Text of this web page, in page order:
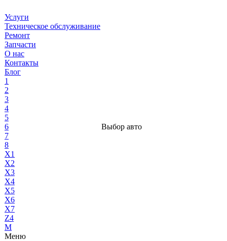
Услуги
Техническое обслуживание
Ремонт
Запчасти
О нас
Контакты
Блог
1
2
3
4
5
6
7
8
X1
X2
X3
X4
X5
X6
X7
Z4
М
Меню
Выбор авто